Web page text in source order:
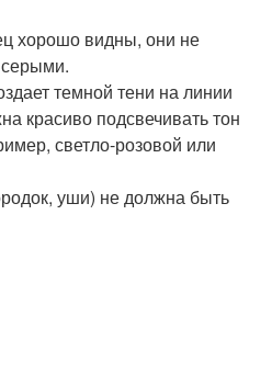
хорошо видны, они не
темной тени на линии
красиво подсвечивать тон
светло-розовой или
уши) не должна быть